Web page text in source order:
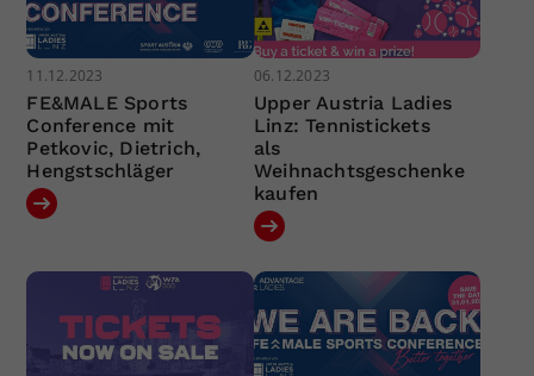
11.12.2023
FE&MALE Sports
Conference mit
Petkovic, Dietrich,
Hengstschläger
06.12.2023
Upper Austria Ladies
Linz: Tennistickets
als
Weihnachtsgeschenke
kaufen